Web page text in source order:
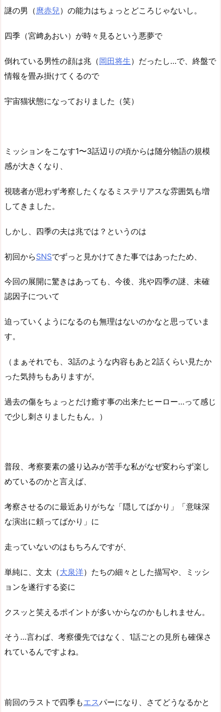
謎の男（麿赤兒）の能力はちょっとどころじゃないし。
四季（宮﨑あおい）が時々見るという悪夢で
倒れている男性の顔は兆（岡田将生）だったし…で、終盤で
情報を畳み掛けてくるので
宇宙猫状態になっておりました（笑）
ミッションをこなす1〜3話辺りの頃からは随分物語の規模
感が大きくなり、
視聴者が思わず考察したくなるミステリアスな雰囲気も増
してきました。
しかし、四季の夫は兆では？というのは
初回からSNSでずっと見かけてきた事ではあったため、
今回の展開に驚きはあっても、今後、兆や四季の謎、未確
認因子について
迫っていくようになるのも無理はないのかなと思っていま
す。
（まぁそれでも、3話のような内容もあと2話くらい見たか
った気持ちもありますが。
過去の傷をちょっとだけ癒す事の出来たヒーロー…って感じ
で少し刺さりましたもん。）
普段、考察要素の盛り込みが苦手な私がなぜ変わらず楽し
めているのかと言えば、
考察させるのに最近ありがちな「隠してばかり」「意味深
な演出に頼ってばかり」に
走っていないのはもちろんですが、
単純に、文太（大泉洋）たちの細々とした描写や、ミッシ
ョンを遂行する姿に
クスッと笑えるポイントが多いからなのかもしれません。
そう…言わば、考察優先ではなく、1話ごとの見所も確保さ
れているんですよね。
前回のラストで四季もエスパーになり、さてどうなるかと